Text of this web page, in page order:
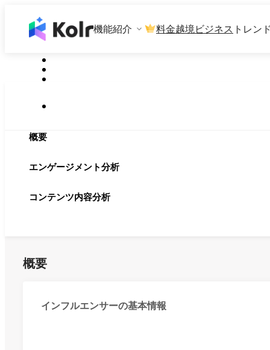
機能紹介 料金越境ビジネス トレン
概要
エンゲージメント分析
コンテンツ内容分析
概要
インフルエンサーの基本情報